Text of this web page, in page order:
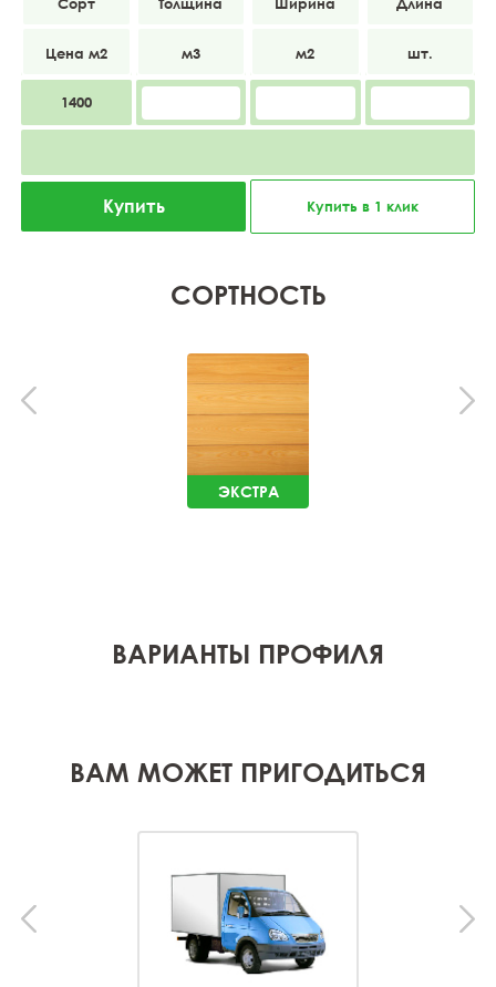
ВС 20 138 2000
1400
Купить Купить в 1 клик
СОРТНОСТЬ
ЭКСТРА
ВАРИАНТЫ ПРОФИЛЯ
ВАМ МОЖЕТ ПРИГОДИТЬСЯ